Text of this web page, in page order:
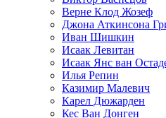
Верне Клод Жозеф
Джона Аткинсона
Иван Шишкин
Исаак Левитан
Исаак Янс ван
Илья Репин
Казимир Малевич
Карел Дюжарден
Кес Ван Донген